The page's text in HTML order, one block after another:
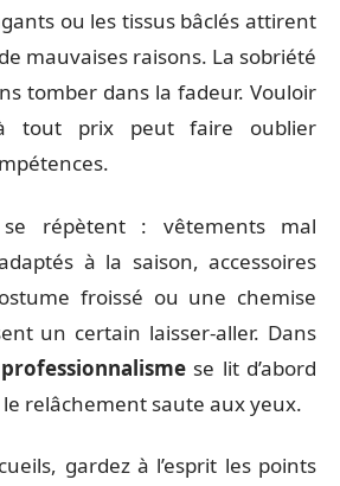
ou les tissus bâclés attirent
mauvaises raisons. La sobriété
tomber dans la fadeur. Vouloir
tout prix peut faire oublier
se répètent : vêtements mal
à la saison, accessoires
froissé ou une chemise
un certain laisser-aller. Dans
professionnalisme se lit d’abord
le relâchement saute aux yeux.
gardez à l’esprit les points